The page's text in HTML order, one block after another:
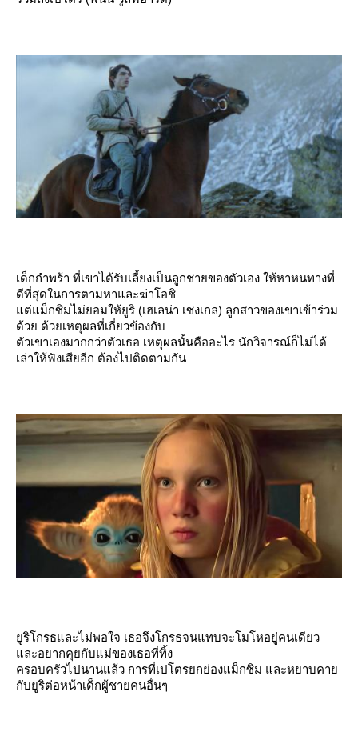
เด็กกำพร้า ที่เขาได้รับเลี้ยงเป็นลูกชายของตัวเอง ให้หาหนทางที่
ดีที่สุดในการตามหาและฆ่าโอชิ
ต่แม็กซิมไม่ยอมให้ยูริ (เฮเลน่า เซงเกล) ลูกสาวของเขาเข้าร่วม
ด้วย ด้วยเหตุผลที่เกี่ยวข้องกับ
ตัวเขาเองมากกว่าตัวเธอ เหตุผลนั้นคืออะไร นักวิจารณ์ก็ไม่ได้
เล่าให้ฟังเสียอีก ต้องไปติดตามกัน
ูริโกรธและไม่พอใจ เธอจึงโกรธจนแทบจะโมโหอยู่คนเดียว
ละอยากคุยกับแม่ของเธอที่ทิ้ง
ครอบครัวไปนานแล้ว การที่เปโตรยกย่องแม็กซิม และหยาบคา
กับยูริต่อหน้าเด็กผู้ชายคนอื่นๆ